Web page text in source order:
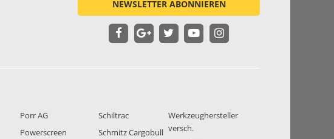
NEWSLETTER ABONNIEREN
Porr AG
Powerscreen
Schiltrac
Schmitz Cargobull
Werkzeughersteller
versch.